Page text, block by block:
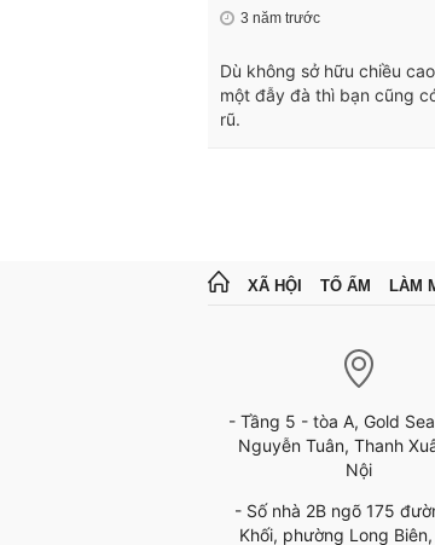
3 năm trước
Dù không sở hữu chiều
một đẫy đà thì bạn cũng
rũ.
XÃ HỘI TỔ ẤM LÀM
- Tầng 5 - tòa A, Gold
Nguyễn Tuân, Thanh
Nội
- Số nhà 2B ngõ 175
Khối, phường Long